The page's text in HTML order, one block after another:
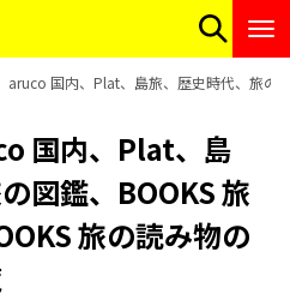
aruco 国内、Plat、島旅、歴史時代、旅の
国内、Plat、島
図鑑、BOOKS 旅
旅の読み物の